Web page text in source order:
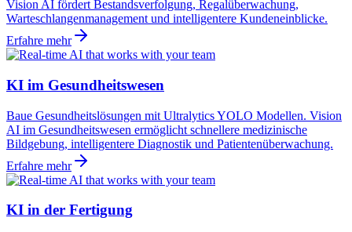
Vision AI fördert Bestandsverfolgung, Regalüberwachung,
Warteschlangenmanagement und intelligentere Kundeneinblicke.
Erfahre mehr
KI im Gesundheitswesen
Baue Gesundheitslösungen mit Ultralytics YOLO Modellen. Vision
AI im Gesundheitswesen ermöglicht schnellere medizinische
Bildgebung, intelligentere Diagnostik und Patientenüberwachung.
Erfahre mehr
KI in der Fertigung